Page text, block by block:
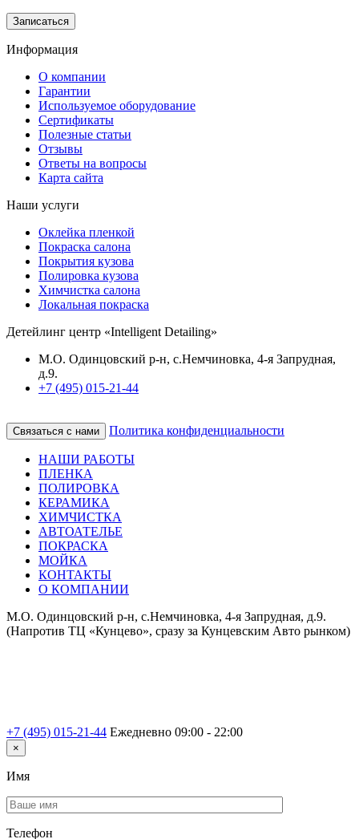
Информация
О компании
Гарантии
Используемое оборудование
Сертификаты
Полезные статьи
Отзывы
Ответы на вопросы
Карта сайта
Наши услуги
Оклейка пленкой
Покраска салона
Покрытия кузова
Полировка кузова
Химчистка салона
Локальная покраска
Детейлинг центр «Intelligent Detailing»
М.О. Одинцовский р-н, с.Немчиновка, 4-я Запрудная,
д.9.
+7 (495) 015-21-44
Связаться с нами Политика конфиденциальности
НАШИ РАБОТЫ
ПЛЕНКА
ПОЛИРОВКА
КЕРАМИКА
ХИМЧИСТКА
АВТОАТЕЛЬЕ
ПОКРАСКА
МОЙКА
КОНТАКТЫ
О КОМПАНИИ
М.О. Одинцовский р-н, с.Немчиновка, 4-я Запрудная, д.9.
(Напротив ТЦ «Кунцево», сразу за Кунцевским Авто рынком)
+7 (495) 015-21-44 Ежедневно 09:00 - 22:00
×
Имя
Телефон